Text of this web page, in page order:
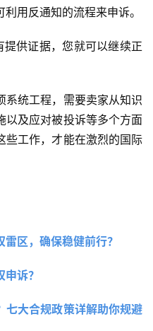
用反通知的流程来申诉。
供证据，您就可以继续正
系统工程，需要卖家从知识
以及应对被投诉等多个方面
些工作，才能在激烈的国际
区，确保稳健前行？
诉？
七大合规政策详解助你规避